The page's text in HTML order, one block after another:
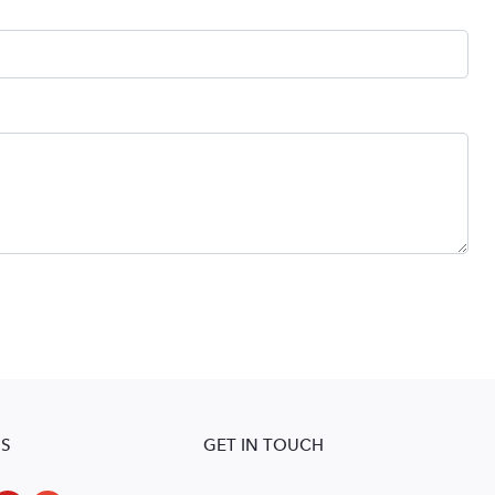
GET IN TOUCH